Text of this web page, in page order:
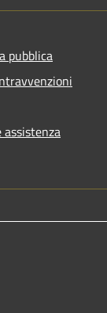
pubblica
assistenza